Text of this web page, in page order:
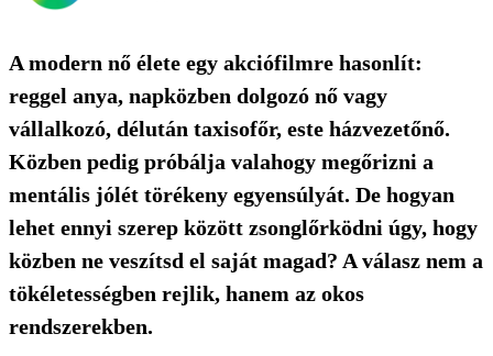
A modern nő élete egy akciófilmre hasonlít:
reggel anya, napközben dolgozó nő vagy
vállalkozó, délután taxisofőr, este házvezetőnő.
Közben pedig próbálja valahogy megőrizni a
mentális jólét törékeny egyensúlyát. De hogyan
lehet ennyi szerep között zsonglőrködni úgy, hogy
közben ne veszítsd el saját magad? A válasz nem a
tökéletességben rejlik, hanem az okos
rendszerekben.